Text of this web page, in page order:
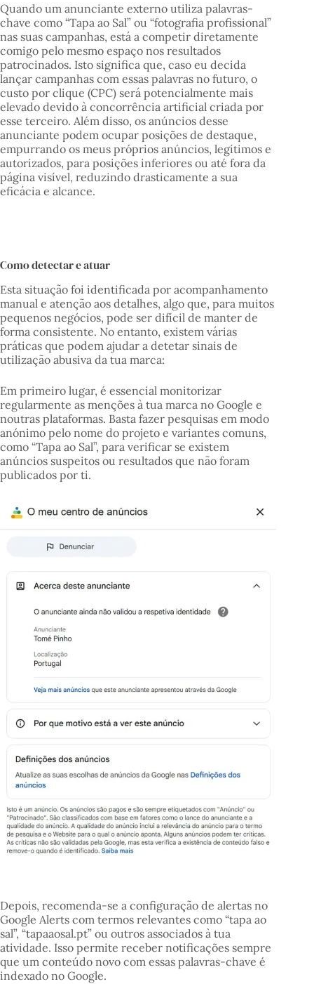
Quando um anunciante externo utiliza palavras-
chave como “Tapa ao Sal” ou “fotografia profissional”
nas suas campanhas, está a competir diretamente
comigo pelo mesmo espaço nos resultados
patrocinados. Isto significa que, caso eu decida
lançar campanhas com essas palavras no futuro, o
custo por clique (CPC) será potencialmente mais
elevado devido à concorrência artificial criada por
esse terceiro. Além disso, os anúncios desse
anunciante podem ocupar posições de destaque,
empurrando os meus próprios anúncios, legítimos e
autorizados, para posições inferiores ou até fora da
página visível, reduzindo drasticamente a sua
eficácia e alcance.
Como detectar e atuar
Esta situação foi identificada por acompanhamento
manual e atenção aos detalhes, algo que, para muitos
pequenos negócios, pode ser difícil de manter de
forma consistente. No entanto, existem várias
práticas que podem ajudar a detetar sinais de
utilização abusiva da tua marca:
Em primeiro lugar, é essencial monitorizar
regularmente as menções à tua marca no Google e
noutras plataformas. Basta fazer pesquisas em modo
anónimo pelo nome do projeto e variantes comuns,
como “Tapa ao Sal”, para verificar se existem
anúncios suspeitos ou resultados que não foram
publicados por ti.
Depois, recomenda-se a configuração de alertas no
Google Alerts com termos relevantes como “tapa ao
sal”, “tapaaosal.pt” ou outros associados à tua
atividade. Isso permite receber notificações sempre
que um conteúdo novo com essas palavras-chave é
indexado no Google.